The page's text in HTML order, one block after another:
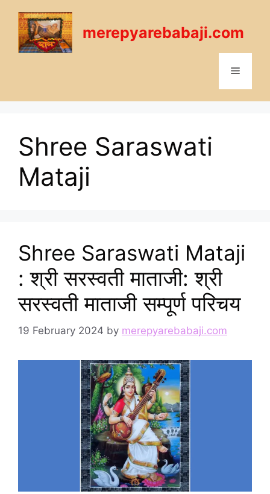
content
merepyarebabaji.com
Menu
Shree Saraswati
Mataji
Shree Saraswati Mataji
: श्री सरस्वती माताजी: श्री
सरस्वती माताजी सम्पूर्ण परिचय
19 February 2024 by merepyarebabaji.com